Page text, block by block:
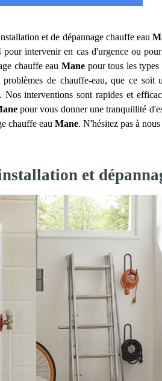
et de dépannage chauffe eau
intervenir en cas d'urgence ou
chauffe eau Manepour tous les types
de chauffe-eau, que ce
interventions sont rapides et
pour vous donner une tranquillité
chauffe eauMane. N'hésitez pas à
et